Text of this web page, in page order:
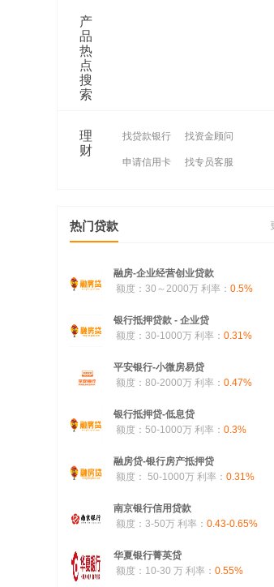
产
品
热
点
搜
索
理
财
找贷款银行 找资金顾问
申请信用卡 找专员客服
热门贷款
融房-企业经营创业贷款
额度：30～2000万 利率： 0.5%
银行抵押贷款 - 企业贷
额度：30-1000万 利率： 0.31%
平安银行-小微房易贷
额度：80-2000万 利率： 0.47%
银行抵押贷-低息贷
额度：50-1000万 利率： 0.3%
融房贷-银行房产抵押贷
额度： 50-1000万 利率： 0.31%
南京银行信用贷款
额度：3-50万 利率： 0.43-0.65%
华夏银行菁英贷
额度：10-30 万 利率： 0.55%